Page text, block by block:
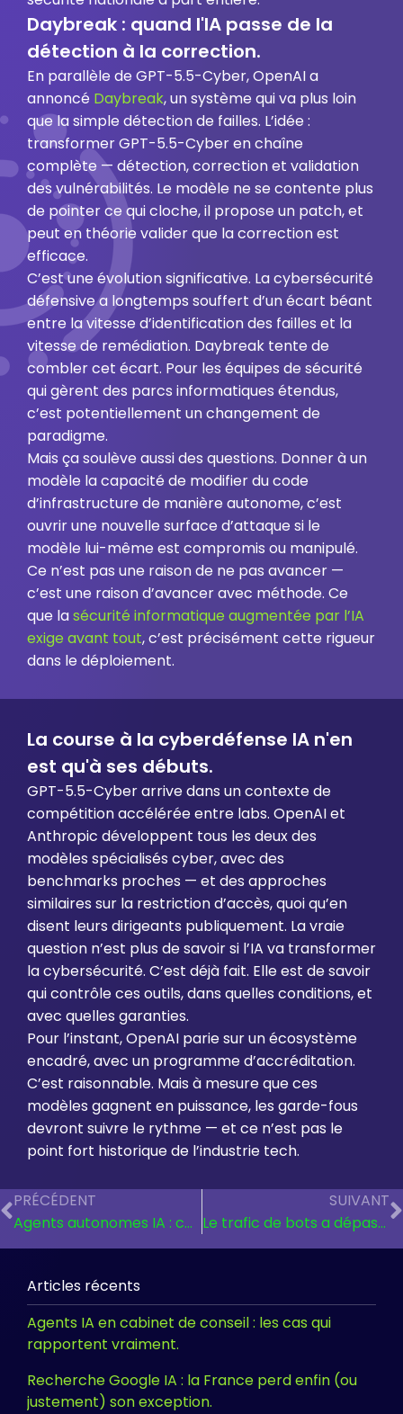
Daybreak : quand l'IA passe de la
détection à la correction.
En parallèle de GPT-5.5-Cyber, OpenAI a
annoncé Daybreak, un système qui va plus loin
que la simple détection de failles. L’idée :
transformer GPT-5.5-Cyber en chaîne
complète — détection, correction et validation
des vulnérabilités. Le modèle ne se contente plus
de pointer ce qui cloche, il propose un patch, et
peut en théorie valider que la correction est
efficace.
C’est une évolution significative. La cybersécurité
défensive a longtemps souffert d’un écart béant
entre la vitesse d’identification des failles et la
vitesse de remédiation. Daybreak tente de
combler cet écart. Pour les équipes de sécurité
qui gèrent des parcs informatiques étendus,
c’est potentiellement un changement de
paradigme.
Mais ça soulève aussi des questions. Donner à un
modèle la capacité de modifier du code
d’infrastructure de manière autonome, c’est
ouvrir une nouvelle surface d’attaque si le
modèle lui-même est compromis ou manipulé.
Ce n’est pas une raison de ne pas avancer —
c’est une raison d’avancer avec méthode. Ce
que lasécurité informatique augmentée par l’IA
exige avant tout, c’est précisément cette rigueur
dans le déploiement.
La course à la cyberdéfense IA n'en
est qu'à ses débuts.
GPT-5.5-Cyber arrive dans un contexte de
compétition accélérée entre labs. OpenAI et
Anthropic développent tous les deux des
modèles spécialisés cyber, avec des
benchmarks proches — et des approches
similaires sur la restriction d’accès, quoi qu’en
disent leurs dirigeants publiquement. La vraie
question n’est plus de savoir si l’IA va transformer
la cybersécurité. C’est déjà fait. Elle est de savoir
qui contrôle ces outils, dans quelles conditions, et
avec quelles garanties.
Pour l’instant, OpenAI parie sur un écosystème
encadré, avec un programme d’accréditation.
C’est raisonnable. Mais à mesure que ces
modèles gagnent en puissance, les garde-fous
devront suivre le rythme — et ce n’est pas le
point fort historique de l’industrie tech.
PRÉCÉDENT
Agents autonomes IA : ce qu’OpenClaw et NemoClaw changent vraiment pour votre organisation.
SUIVANT
Le trafic de bots a dépassé les humains sur Internet : ce que ça change pour vous.
Articles récents
Agents IA en cabinet de conseil : les cas qui
rapportent vraiment.
Recherche Google IA : la France perd enfin (ou
justement) son exception.